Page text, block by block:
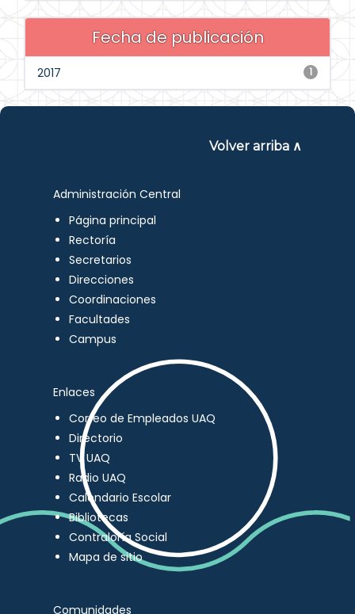
Fecha de publicación
1
2017
Volver arriba ∧
Administración Central
Página principal
Rectoría
Secretarios
Direcciones
Coordinaciones
Facultades
Campus
Enlaces
Correo de Empleados UAQ
Directorio
TV UAQ
Radio UAQ
Calendario Escolar
Bibliotecas
Contraloría Social
Mapa de sitio
Comunidades